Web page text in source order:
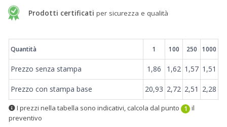
Prodotti certificati per sicurezza e qualità
Prezzi
Quantità 1 100 250 1000
Prezzo senza stampa 1,86 1,62 1,57 1,51
Prezzo con stampa base 20,93 2,72 2,51 2,28
I prezzi nella tabella sono indicativi, calcola dal punto 1 il
preventivo